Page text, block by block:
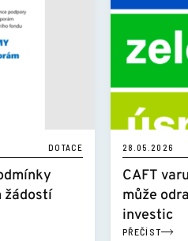
DOTACE
žádostí
28.05.2026
CAFT
může
investic
PŘEČÍST